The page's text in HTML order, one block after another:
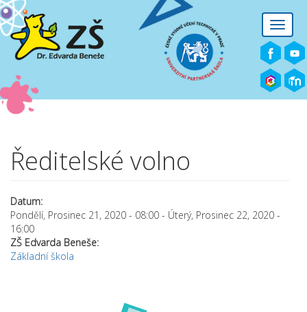
Přejít k hlavnímu obsahu
Toggle
Ředitelské volno
Datum:
Pondělí, Prosinec 21, 2020 - 08:00 - Úterý, Prosinec 22, 2020 -
16:00
ZŠ Edvarda Beneše:
Základní škola